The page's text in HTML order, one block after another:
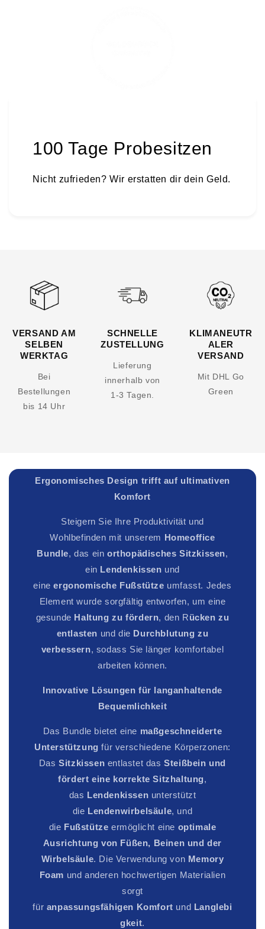
100 Tage Probesitzen
Nicht zufrieden? Wir erstatten dir dein Geld.
VERSAND AM
SELBEN
WERKTAG
Bei
Bestellungen
bis 14 Uhr
SCHNELLE
ZUSTELLUNG
Lieferung
innerhalb von
1-3 Tagen.
KLIMANEUTR
ALER
VERSAND
Mit DHL Go
Green
Ergonomisches Design trifft auf ultimativen
Komfort
Steigern Sie Ihre Produktivität und
Wohlbefinden mit unserem Homeoffice
Bundle, das ein orthopädisches Sitzkissen,
ein Lendenkissen und
eineergonomische Fußstütze umfasst. Jedes
Element wurde sorgfältig entworfen, um eine
gesunde Haltung zu fördern, den Rücken zu
entlasten und die Durchblutung zu
verbessern, sodass Sie länger komfortabel
arbeiten können.
Innovative Lösungen für langanhaltende
Bequemlichkeit
Das Bundle bietet eine maßgeschneiderte
Unterstützung für verschiedene Körperzonen:
DasSitzkissen entlastet dasSteißbein und
fördert eine korrekte Sitzhaltung,
das Lendenkissen unterstützt
die Lendenwirbelsäule, und
die Fußstütze ermöglicht eine optimale
Ausrichtung von Füßen, Beinen und der
Wirbelsäule. Die Verwendung von Memory
Foam und anderen hochwertigen Materialien
sorgt
für anpassungsfähigen Komfort und Langlebi
gkeit.